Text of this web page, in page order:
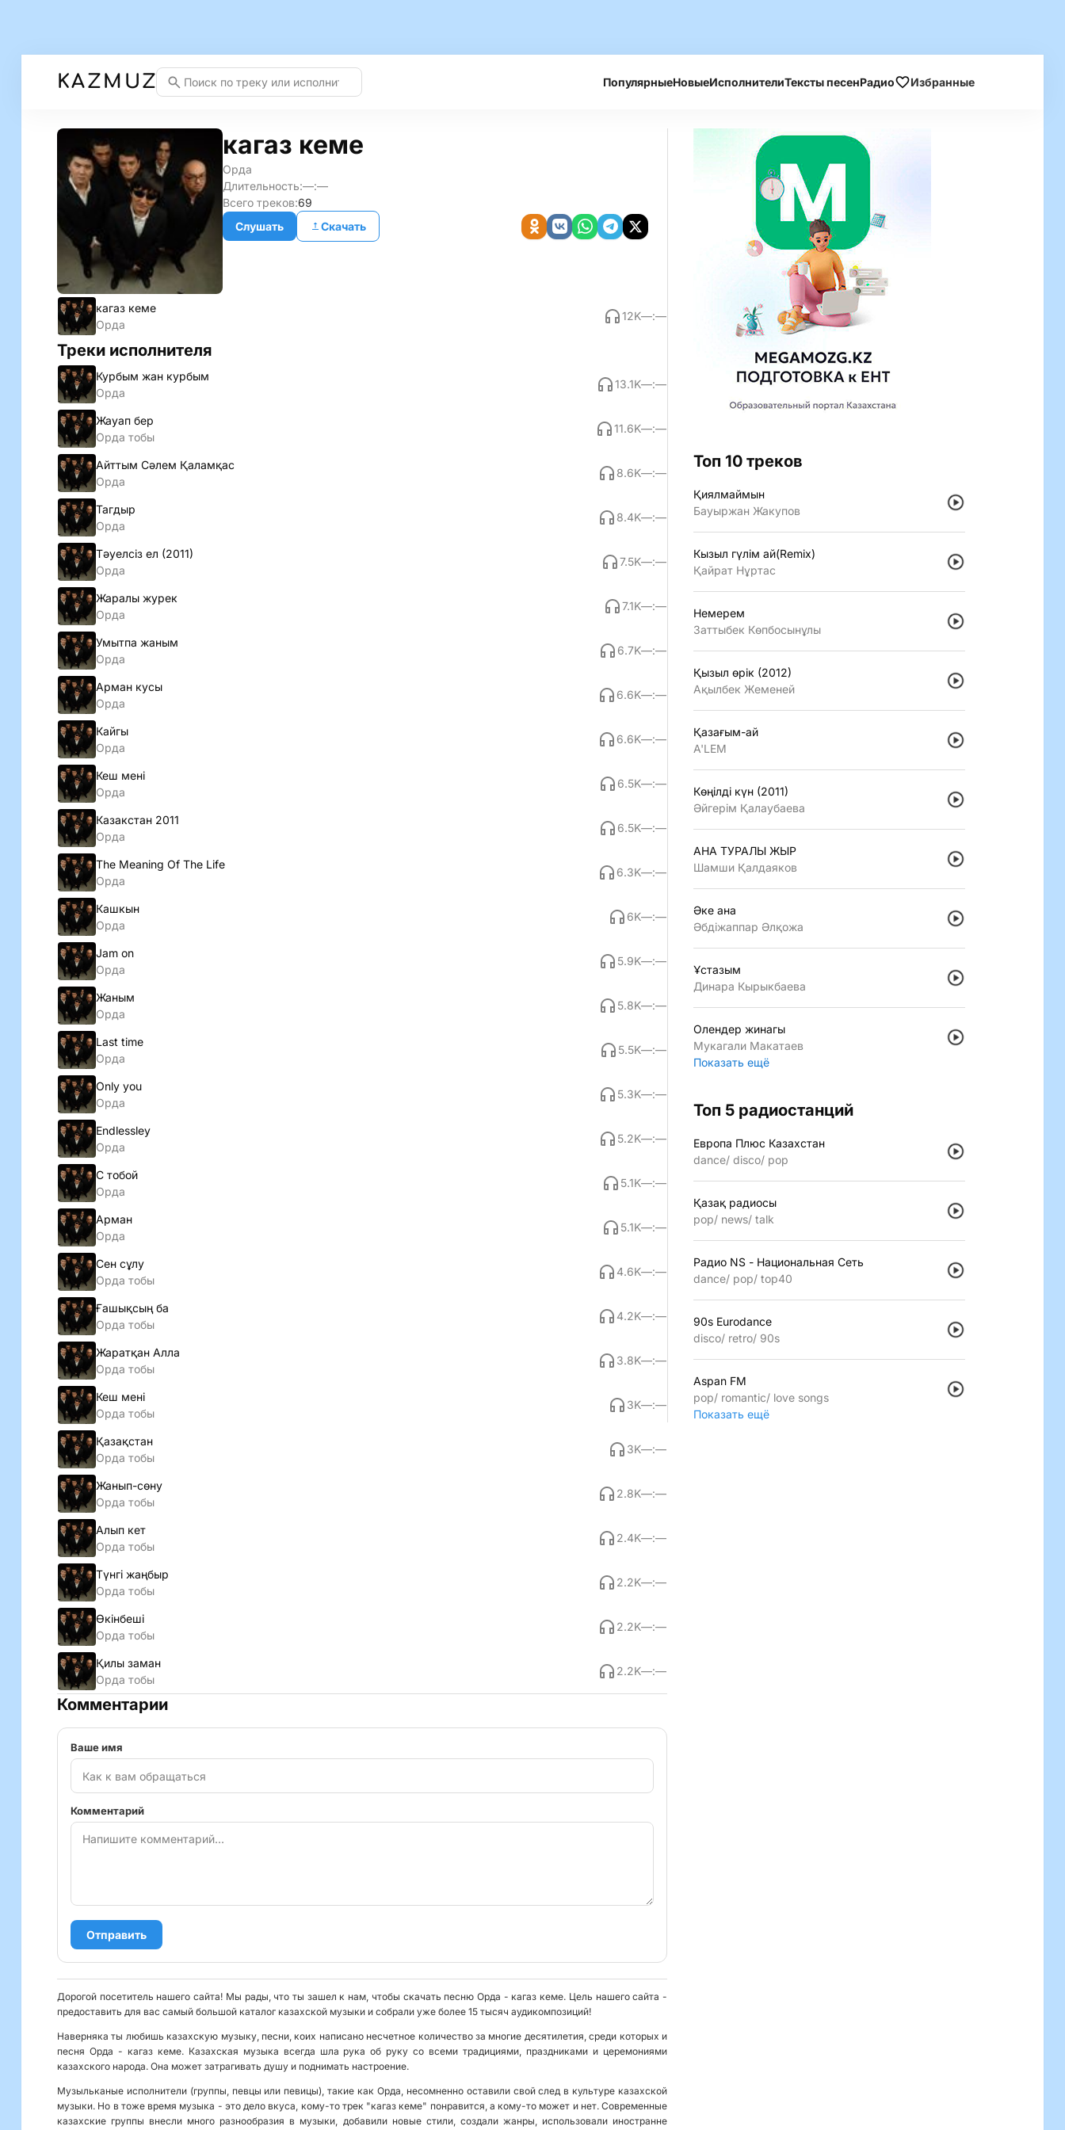
KAZMUZ ПопулярныеНовыеИсполнителиТексты песенРадио Избранные
кагаз кеме
Орда
Длительность:—:—
Всего треков:69
Слушать
Скачать
кагаз кеме
Орда
12K—:—
Треки исполнителя
Курбым жан курбым
Орда
13.1K—:—
Жауап бер
Орда тобы
11.6K—:—
Айттым Сәлем Қаламқас
Орда
8.6K—:—
Тагдыр
Орда
8.4K—:—
Тәуелсiз ел (2011)
Орда
7.5K—:—
Жаралы журек
Орда
7.1K—:—
Умытпа жаным
Орда
6.7K—:—
Арман кусы
Орда
6.6K—:—
Кайгы
Орда
6.6K—:—
Кеш менi
Орда
6.5K—:—
Казакстан 2011
Орда
6.5K—:—
The Meaning Of The Life
Орда
6.3K—:—
Кашкын
Орда
6K—:—
Jam on
Орда
5.9K—:—
Жаным
Орда
5.8K—:—
Last time
Орда
5.5K—:—
Only you
Орда
5.3K—:—
Endlessley
Орда
5.2K—:—
С тобой
Орда
5.1K—:—
Арман
Орда
5.1K—:—
Сен сұлу
Орда тобы
4.6K—:—
Ғашықсың ба
Орда тобы
4.2K—:—
Жаратқан Алла
Орда тобы
3.8K—:—
Кеш менi
Орда тобы
3K—:—
Қазақстан
Орда тобы
3K—:—
Жанып-сөну
Орда тобы
2.8K—:—
Алып кет
Орда тобы
2.4K—:—
Түнгі жаңбыр
Орда тобы
2.2K—:—
Өкінбеші
Орда тобы
2.2K—:—
Қилы заман
Орда тобы
2.2K—:—
Комментарии
Ваше имя
Комментарий
Отправить
Дорогой посетитель нашего сайта! Мы рады, что ты зашел к нам, чтобы скачать песню Орда - кагаз кеме. Цель нашего сайта -
предоставить для вас самый большой каталог казахской музыки и собрали уже более 15 тысяч аудикомпозиций!
Наверняка ты любишь казахскую музыку, песни, коих написано несчетное количество за многие десятилетия, среди которых и
песня Орда - кагаз кеме. Казахская музыка всегда шла рука об руку со всеми традициями, праздниками и церемониями
казахского народа. Она может затрагивать душу и поднимать настроение.
Музыльканые исполнители (группы, певцы или певицы), такие как Орда, несомненно оставили свой след в культуре казахской
музыки. Но в тоже время музыка - это дело вкуса, кому-то трек "кагаз кеме" понравится, а кому-то может и нет. Современные
казахские группы внесли много разнообразия в музыки, добавили новые стили, создали жанры, использовали иностранне
Топ 10 треков
Қиялмаймын
Бауыржан Жакупов
Кызыл гүлiм ай(Remix)
Қайрат Нұртас
Немерем
Заттыбек Көпбосынұлы
Қызыл өрiк (2012)
Ақылбек Жеменей
Қазағым-ай
A'LEM
Көңiлдi күн (2011)
Әйгерiм Қалаубаева
АНА ТУРАЛЫ ЖЫР
Шамши Қалдаяков
Әке ана
Әбдiжаппар Әлқожа
Ұстазым
Динара Кырыкбаева
Олендер жинагы
Мукагали Макатаев
Показать ещё
Топ 5 радиостанций
Европа Плюс Казахстан
dance disco pop
Қазақ радиосы
pop
news talk
Радио NS - Национальная Сеть
dance pop top40
90s Eurodance
disco retro 90s
Aspan FM
pop
romantic
love songs
Показать ещё